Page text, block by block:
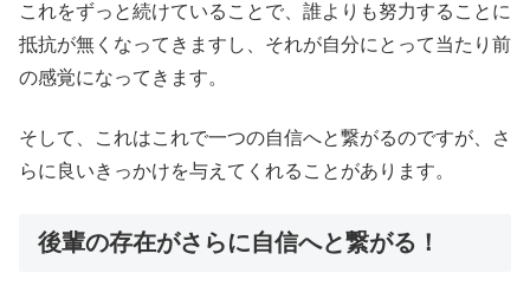
これをずっと続けていることで、誰よりも努力することに
抵抗が無くなってきますし、それが自分にとって当たり前
の感覚になってきます。
そして、これはこれで一つの自信へと繋がるのですが、さ
らに良いきっかけを与えてくれることがあります。
後輩の存在がさらに自信へと繋がる！